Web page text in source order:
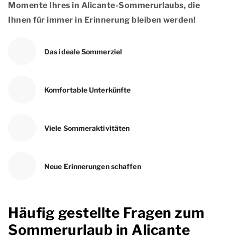
Momente Ihres in Alicante-Sommerurlaubs, die
Ihnen für immer in Erinnerung bleiben werden!
Das ideale Sommerziel
Komfortable Unterkünfte
Viele Sommeraktivitäten
Neue Erinnerungen schaffen
Häufig gestellte Fragen zum
Sommerurlaub in Alicante